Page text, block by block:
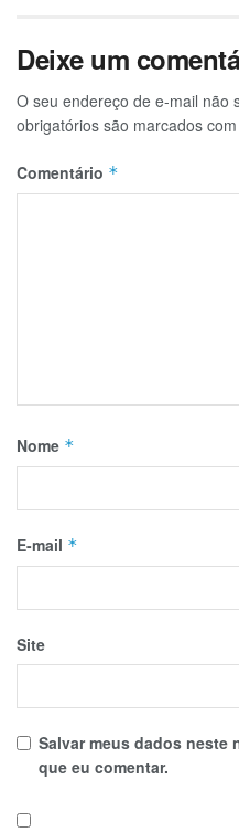
Deixe um
O seu endereço de e-mail não
obrigatórios são marcados com
Comentário *
Nome *
E-mail *
Site
Salvar meus dados neste
que eu comentar.